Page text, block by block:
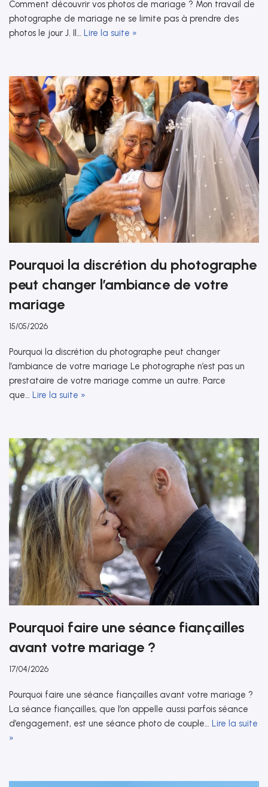
Comment découvrir vos photos de mariage ? Mon travail de
photographe de mariage ne se limite pas à prendre des
photos le jour J. Il… Lire la suite »
Pourquoi la discrétion du photographe
peut changer l’ambiance de votre
mariage
15/05/2026
Pourquoi la discrétion du photographe peut changer
l’ambiance de votre mariage Le photographe n’est pas un
prestataire de votre mariage comme un autre. Parce
que… Lire la suite »
Pourquoi faire une séance fiançailles
avant votre mariage ?
17/04/2026
Pourquoi faire une séance fiançailles avant votre mariage ?
La séance fiançailles, que l’on appelle aussi parfois séance
d’engagement, est une séance photo de couple… Lire la suite
»